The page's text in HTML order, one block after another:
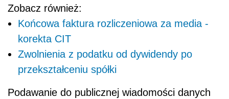
Zobacz również:
Końcowa faktura rozliczeniowa za media -
korekta CIT
Zwolnienia z podatku od dywidendy po
przekształceniu spółki
Podawanie do publicznej wiadomości danych